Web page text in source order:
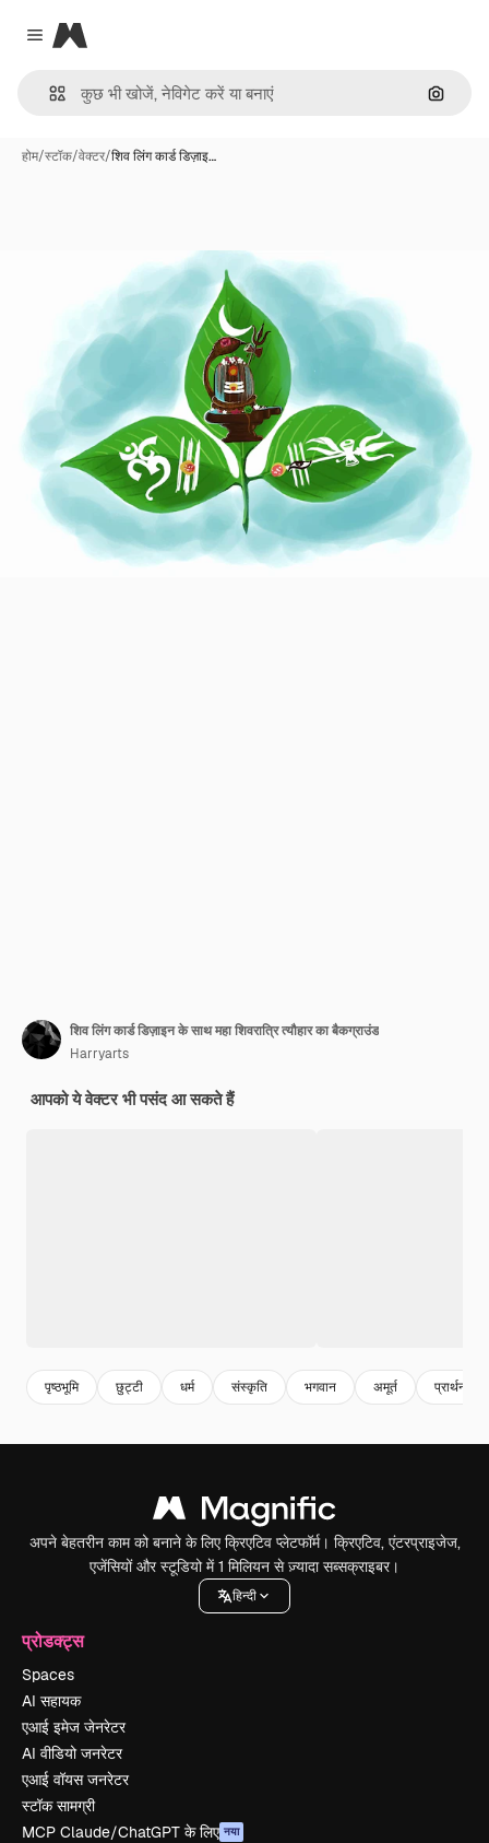
Close menu
Magnific
इमेज से
होम/स्टॉक/वेक्टर/शिव लिंग कार्ड डिज़ाइ…
शिव लिंग कार्ड डिज़ाइन के साथ महा शिवरात्रि त्यौहार का बैकग्राउंड
Harryarts
आपको ये वेक्टर भी पसंद आ सकते हैं
पृष्ठभूमि छुट्टी धर्म संस्कृति भगवान अमूर्त प्रार्थना
अपने बेहतरीन काम को बनाने के लिए क्रिएटिव प्लेटफॉर्म। क्रिएटिव, एंटरप्राइजेज,
एजेंसियों और स्टूडियो में 1 मिलियन से ज़्यादा सब्सक्राइबर।
हिन्दी
प्रोडक्ट्स
Spaces
AI सहायक
एआई इमेज जेनरेटर
AI वीडियो जनरेटर
एआई वॉयस जनरेटर
स्टॉक सामग्री
MCP Claude/ChatGPT के लिए नया